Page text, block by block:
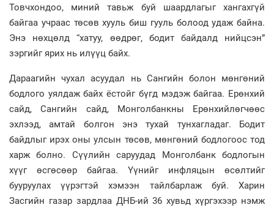
Товчхондоо, миний тавьж буй шаардлагыг хангахгүй
байгаа учраас төсөв хууль биш гууль болоод удаж байна.
Энэ нөхцөлд “хатуу, өөдрөг, бодит байдалд нийцсэн”
зэргийг ярих нь илүүц байх.
Дараагийн чухал асуудал нь Сангийн болон мөнгөний
бодлого уялдаж байх ёстойг бүгд мэдэж байгаа. Ерөнхий
сайд, Сангийн сайд, Монголбанкны Ерөнхийлөгчөөс
эхлээд, амтай болгон энэ тухай тунхагладаг. Бодит
байдлыг ирэх оны улсын төсөв, мөнгөний бодлогоос тод
харж болно. Сүүлийн саруудад Монголбанк бодлогын
хүүг өсгөсөөр байгаа. Үүнийг инфляцын өсөлтийг
бууруулах үүрэгтэй хэмээн тайлбарлаж буй. Харин
Засгийн газар зардлаа ДНБ-ий 36 хувьд хүргэхээр нэмж